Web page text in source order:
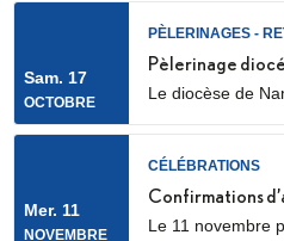
(28 Rue de
marquée par
Mission
en mission
Sam. 17
OCTOBRE
PÈLERINAGES -
Pèlerinage
Le diocèse de
Matthieu Rouge
salue, comblée
Mer. 11
NOVEMBRE
CÉLÉBRATIONS
Confirmations
Le 11 novembre